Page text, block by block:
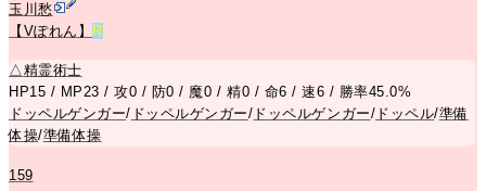
玉川愁
【Vぽれん】
R
△精霊術士
HP15 / MP23 / 攻0 / 防0 / 魔0 / 精0 / 命6 / 速6 / 勝率45.0%
ドッペルゲンガー/ ドッペルゲンガー/ ドッペルゲンガー/ ドッペル/準備
体操/準備体操
159